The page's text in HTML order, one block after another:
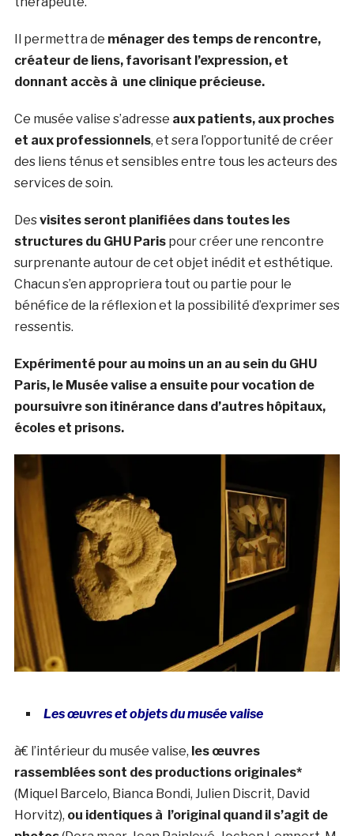
Il permettra de ménager des temps de rencontre,
créateur de liens, favorisant l’expression, et
donnant accès à une clinique précieuse.
Ce musée valise s’adresse aux patients, aux proches
et aux professionnels, et sera l’opportunité de créer
des liens ténus et sensibles entre tous les acteurs des
services de soin.
Desvisites seront planifiées dans toutes les
structures du GHU Parispour créer une rencontre
surprenante autour de cet objet inédit et esthétique.
Chacun s’en appropriera tout ou partie pour le
bénéfice de la réflexion et la possibilité d’exprimer ses
ressentis.
Expérimenté pour au moins un an au sein du GHU
Paris, le Musée valise a ensuite pour vocation de
poursuivre son itinérance dans d’autres hôpitaux,
écoles et prisons.
Les œuvres et objets du musée valise
à€ l’intérieur du musée valise, les œuvres
rassemblées sont des productions originales*
(Miquel Barcelo, Bianca Bondi, Julien Discrit, David
Horvitz), ou identiques à l’original quand il s’agit de